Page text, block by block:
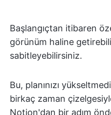
Başlangıçtan itibaren
görünüm haline
sabitleyebilirsiniz.
Bu, planınızı
birkaç zaman
Notion'dan bir adım